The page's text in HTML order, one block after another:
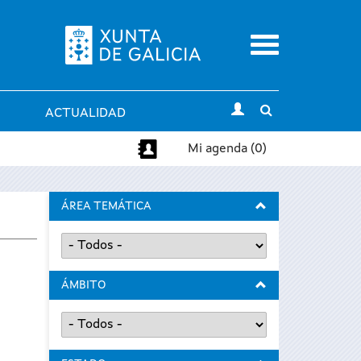
Menu
ACTUALIDAD
search
Mi agenda (0)
ÁREA TEMÁTICA
ÁMBITO